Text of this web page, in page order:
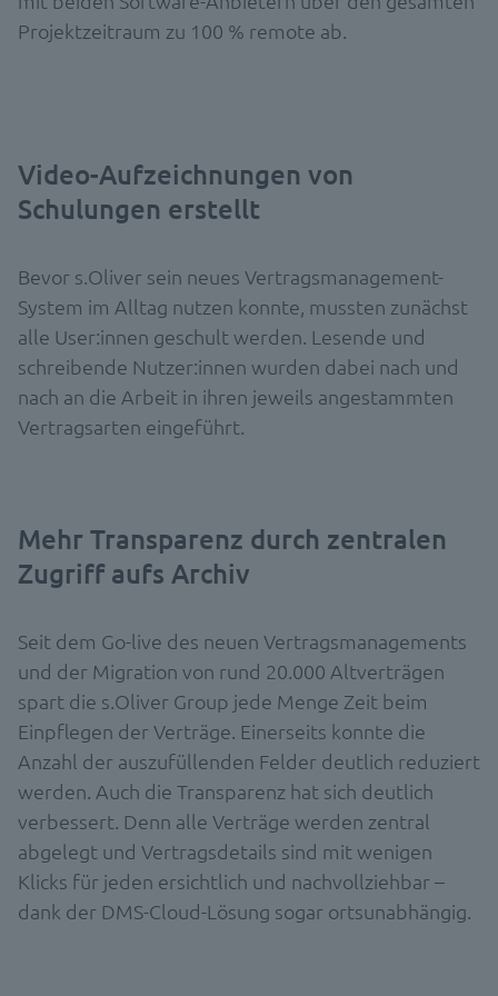
Projektzeitraum zu 100 % remote ab.
Video-Aufzeichnungen von
Schulungen erstellt
Bevor s.Oliver sein neues Vertragsmanagement-
System im Alltag nutzen konnte, mussten zunächst
alle User:innen geschult werden. Lesende und
schreibende Nutzer:innen wurden dabei nach und
nach an die Arbeit in ihren jeweils angestammten
Vertragsarten eingeführt.
Mehr Transparenz durch zentralen
Zugriff aufs Archiv
Seit dem Go-live des neuen Vertragsmanagements
und der Migration von rund 20.000 Altverträgen
spart die s.Oliver Group jede Menge Zeit beim
Einpflegen der Verträge. Einerseits konnte die
Anzahl der auszufüllenden Felder deutlich reduziert
werden. Auch die Transparenz hat sich deutlich
verbessert. Denn alle Verträge werden zentral
abgelegt und Vertragsdetails sind mit wenigen
Klicks für jeden ersichtlich und nachvollziehbar –
dank der DMS-Cloud-Lösung sogar ortsunabhängig.